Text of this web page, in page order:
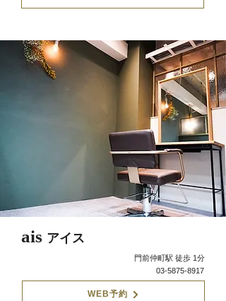
ais アイス
門前仲町駅 徒歩 1分
03-5875-8917
WEB予約